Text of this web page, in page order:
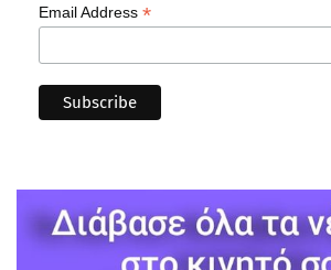
Email Address *